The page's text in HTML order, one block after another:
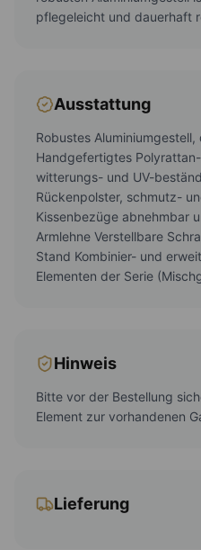
pflegeleicht und dauerhaft
Ausstattung
Robustes
Handgefertigtes
witterungs- und UV-
Rückenpolster, schmutz-
Kissenbezüge abnehmbar
Armlehne Verstellbare
Stand Kombinier- und
Elementen der Serie
Hinweis
Bitte vor der Bestellung
Element zur vorhandenen
Lieferung